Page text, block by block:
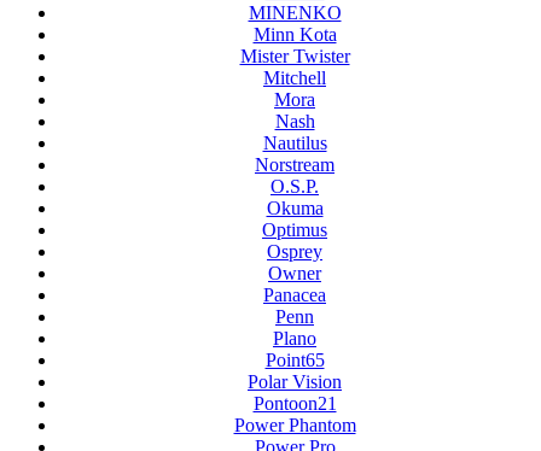
MINENKO
Minn Kota
Mister Twister
Mitchell
Mora
Nash
Nautilus
Norstream
O.S.P.
Okuma
Optimus
Osprey
Owner
Panacea
Penn
Plano
Point65
Polar Vision
Pontoon21
Power Phantom